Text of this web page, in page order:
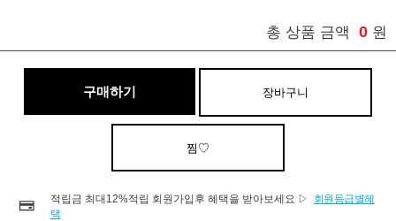
총 상품 금액 0 원
구매하기 장바구니
찜♡
적립금 최대12%적립 회원가입후 혜택을 받아보세요 ▷
회원등급별혜
택